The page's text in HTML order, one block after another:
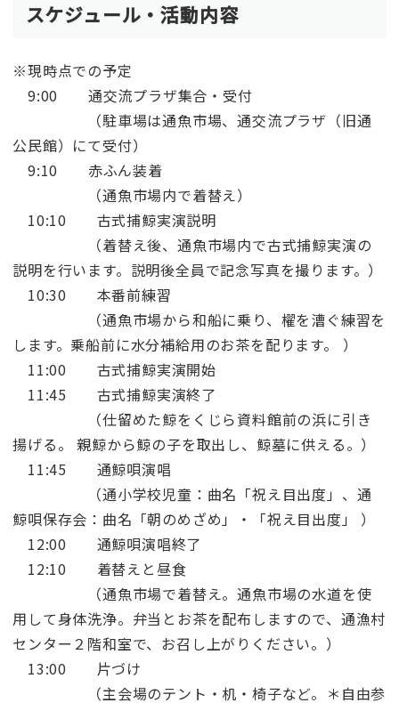
スケジュール・活動内容
※現時点での予定
9:00 通交流プラザ集合・受付
（駐車場は通魚市場、通交流プラザ（旧通
公民館）にて受付）
9:10 赤ふん装着
（通魚市場内で着替え）
10:10 古式捕鯨実演説明
（着替え後、通魚市場内で古式捕鯨実演の
説明を行います。説明後全員で記念写真を撮ります。）
10:30 本番前練習
（通魚市場から和船に乗り、櫂を漕ぐ練習を
します。乗船前に水分補給用のお茶を配ります。 ）
11:00 古式捕鯨実演開始
11:45 古式捕鯨実演終了
（仕留めた鯨をくじら資料館前の浜に引き
揚げる。 親鯨から鯨の子を取出し、鯨墓に供える。）
11:45 通鯨唄演唱
（通小学校児童：曲名「祝え目出度」、通
鯨唄保存会：曲名「朝のめざめ」・「祝え目出度」 ）
12:00 通鯨唄演唱終了
12:10 着替えと昼食
（通魚市場で着替え。通魚市場の水道を使
用して身体洗浄。弁当とお茶を配布しますので、通漁村
センター２階和室で、お召し上がりください。）
13:00 片づけ
（主会場のテント・机・椅子など。＊自由参